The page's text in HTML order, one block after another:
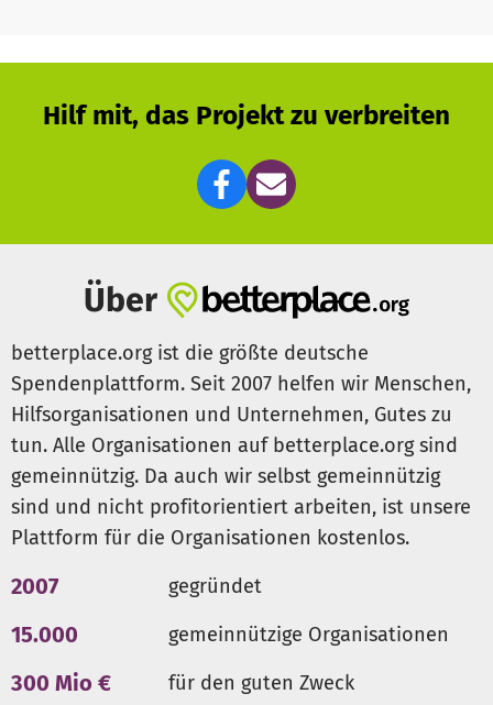
Hilf mit, das Projekt zu verbreiten
Über
betterplace.org ist die größte deutsche
Spendenplattform. Seit 2007 helfen wir Menschen,
Hilfsorganisationen und Unternehmen, Gutes zu
tun. Alle Organisationen auf betterplace.org sind
gemeinnützig. Da auch wir selbst gemeinnützig
sind und nicht profitorientiert arbeiten, ist unsere
Plattform für die Organisationen kostenlos.
2007 gegründet
15.000 gemeinnützige Organisationen
300 Mio € für den guten Zweck